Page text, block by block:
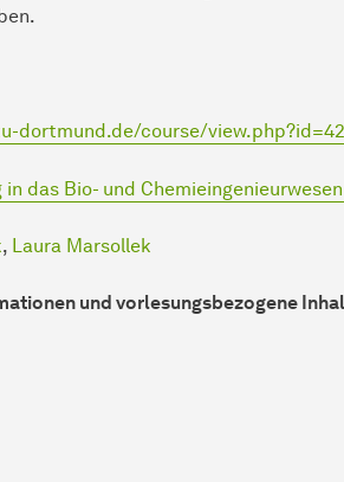
dortmund.de/course/
das Bio- und
, Laura Marsollek
und vorlesungsbezogene